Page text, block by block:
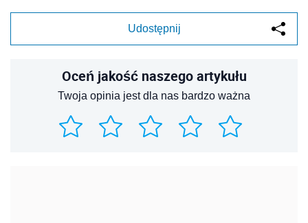
Udostępnij
Oceń jakość naszego artykułu
Twoja opinia jest dla nas bardzo ważna